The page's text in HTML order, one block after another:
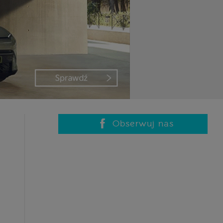
Obserwuj nas